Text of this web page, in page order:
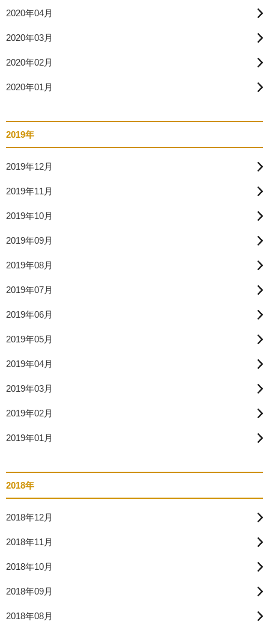
2020年04月
2020年03月
2020年02月
2020年01月
2019年
2019年12月
2019年11月
2019年10月
2019年09月
2019年08月
2019年07月
2019年06月
2019年05月
2019年04月
2019年03月
2019年02月
2019年01月
2018年
2018年12月
2018年11月
2018年10月
2018年09月
2018年08月